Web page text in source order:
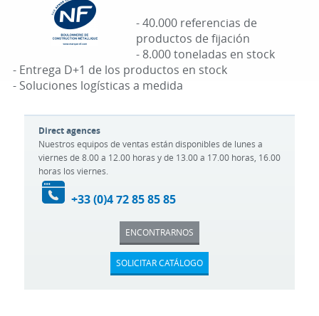
- 40.000 referencias de
productos de fijación
- 8.000 toneladas en stock
- Entrega D+1 de los productos en stock
- Soluciones logísticas a medida
Direct agences
Nuestros equipos de ventas están disponibles de lunes a
viernes de 8.00 a 12.00 horas y de 13.00 a 17.00 horas, 16.00
horas los viernes.
+33 (0)4 72 85 85 85
ENCONTRARNOS
SOLICITAR CATÁLOGO